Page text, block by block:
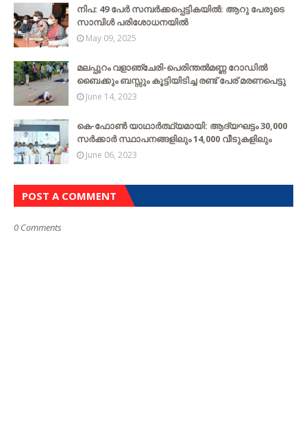
നിപ: 49 പേർ സമ്പർക്കപ്പെട്ടികയിൽ: ആറു പേരുടെ
സാമ്പിൾ പരിശോധനയിൽ
May 09, 2025
മലപ്പുറം വളാഞ്ചേരി-പെരിന്തൽമണ്ണ റോഡിൽ
ബൈക്കും ബസ്സും കൂട്ടിയിടിച്ച രണ്ട് പേര് മരണപെട്ടു
June 14, 2023
കെ-ഫോൺ യാഥാർത്ഥ്യമായി: ആദ്യഘട്ടം 30,000
സർക്കാർ സ്ഥാപനങ്ങളിലും 14,000 വീടുകളിലും
June 06, 2023
POST A COMMENT
0 Comments